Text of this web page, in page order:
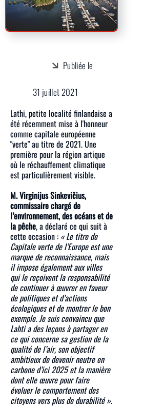
Publiée le
31 juillet 2021
Lathi, petite localité finlandaise a
été récemment mise à l'honneur
comme capitale européenne
"verte" au titre de 2021. Une
première pour la région artique
où le réchauffement climatique
est particulièrement visible.
M. Virginijus Sinkevičius,
commissaire chargé de
l’environnement, des océans et de
la pêche, a déclaré ce qui suit à
cette occasion : « Le titre de
Capitale verte de l’Europe est une
marque de reconnaissance, mais
il impose également aux villes
qui le reçoivent la responsabilité
de continuer à œuvrer en faveur
de politiques et d’actions
écologiques et de montrer le bon
exemple. Je suis convaincu que
Lahti a des leçons à partager en
ce qui concerne sa gestion de la
qualité de l’air, son objectif
ambitieux de devenir neutre en
carbone d’ici 2025 et la manière
dont elle œuvre pour faire
évoluer le comportement des
citoyens vers plus de durabilité ».